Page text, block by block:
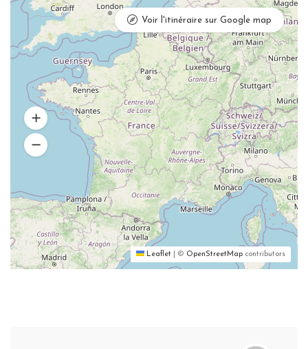
Leaflet © OpenStreetMap contributors
Voir l'itinéraire sur Google map